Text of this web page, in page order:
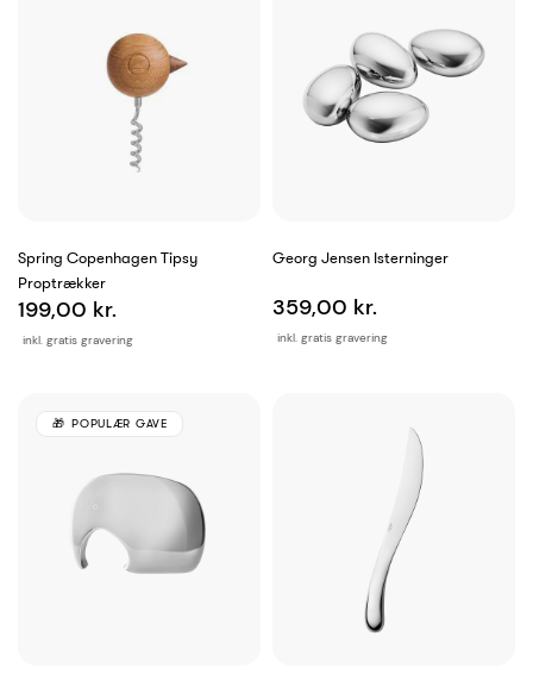
Spring Copenhagen Tipsy
Proptrækker
inkl. gratis gravering
199,00 kr.
Georg Jensen Isterninger
inkl. gratis gravering
359,00 kr.
POPULÆR GAVE